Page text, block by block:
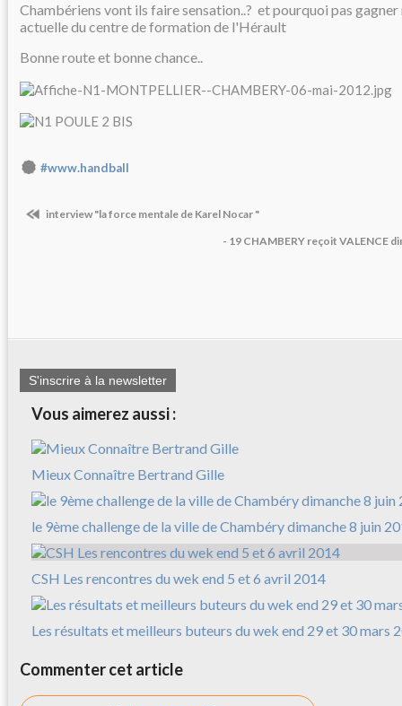
Chambériens vont ils faire sensation..? et pourquoi pas
actuelle du centre de formation de l'Hérault
Bonne route et bonne chance..
#www.handball
interview "la force mentale de Karel Nocar "
- 19 CHAMBERY reçoit VALENCE
S'inscrire à la newsletter
Vous aimerez aussi :
Mieux Connaître Bertrand Gille
le 9ème challenge de la ville de Chambéry dimanche 8 juin
CSH Les rencontres du wek end 5 et 6 avril 2014
Les résultats et meilleurs buteurs du wek end 29 et 30 mars
Commenter cet article